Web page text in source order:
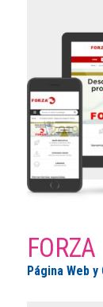
FORZA
Página Web